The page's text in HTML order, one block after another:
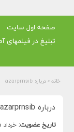
صفحه اول سایت
تبلیغ در
خانه » درباره azarprnsib
درباره azarprnsib
تاریخ عضویت: خرداد ۲۵, ۱۴۰۰